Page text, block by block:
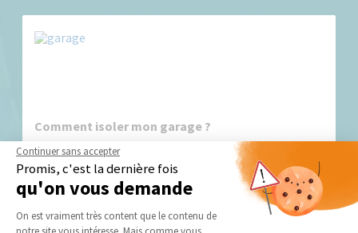
Comment isoler mon garage ?
Le garage n’est plus seulement...
Continuer sans accepter
Promis, c'est la dernière fois
qu'on vous demande
Plateforme de Gestion du
On est vraiment très content que le contenu de